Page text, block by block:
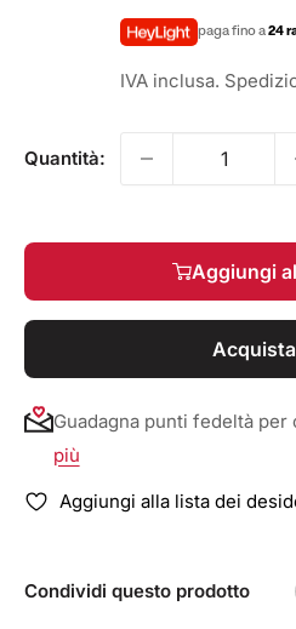
paga fino a24
IVA inclusa.
Quantità:
Aggiungi
Guadagna punti fedeltà per
più
Aggiungi alla lista dei
Condividi questo prodotto